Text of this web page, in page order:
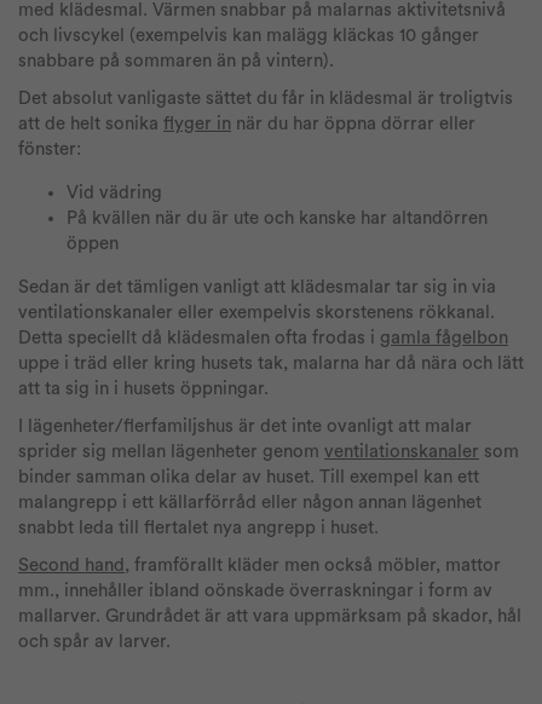
med klädesmal. Värmen snabbar på malarnas aktivitetsnivå
och livscykel (exempelvis kan malägg kläckas 10 gånger
snabbare på sommaren än på vintern).
Det absolut vanligaste sättet du får in klädesmal är troligtvis
att de helt sonika flyger in när du har öppna dörrar eller
fönster:
Vid vädring
På kvällen när du är ute och kanske har altandörren
öppen
Sedan är det tämligen vanligt att klädesmalar tar sig in via
ventilationskanaler eller exempelvis skorstenens rökkanal.
Detta speciellt då klädesmalen ofta frodas i gamla fågelbon
uppe i träd eller kring husets tak, malarna har då nära och lätt
att ta sig in i husets öppningar.
I lägenheter/flerfamiljshus är det inte ovanligt att malar
sprider sig mellan lägenheter genom ventilationskanaler som
binder samman olika delar av huset. Till exempel kan ett
malangrepp i ett källarförråd eller någon annan lägenhet
snabbt leda till flertalet nya angrepp i huset.
Second hand , framförallt kläder men också möbler, mattor
mm., innehåller ibland oönskade överraskningar i form av
mallarver. Grundrådet är att vara uppmärksam på skador, hål
och spår av larver.